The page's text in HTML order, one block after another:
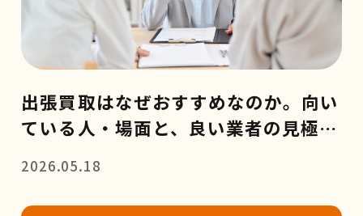
出張買取はなぜおすすめなのか。向い
ている人・場面と、良い業者の見極め
2026.05.18